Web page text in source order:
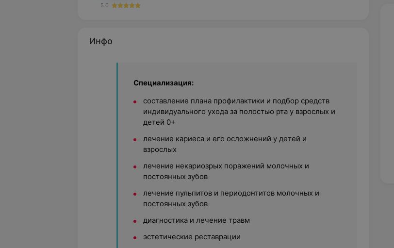
5.0
Инфо
Специализация:
составление плана профилактики и подбор средств
индивидуального ухода за полостью рта у взрослых и
детей 0+
лечение кариеса и его осложнений у детей и
взрослых
лечение некариозрых поражений молочных и
постоянных зубов
лечение пульпитов и периодонтитов молочных и
постоянных зубов
диагностика и лечение травм
эстетические реставрации